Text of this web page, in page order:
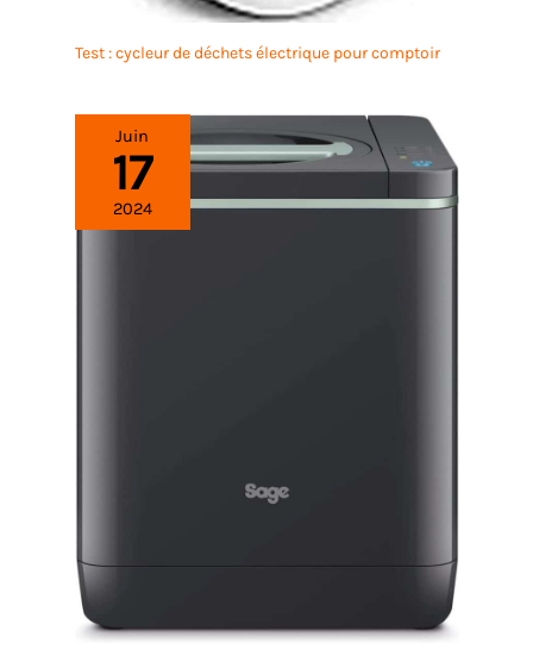
Test : cycleur de déchets électrique pour comptoir
Juin
17
2024